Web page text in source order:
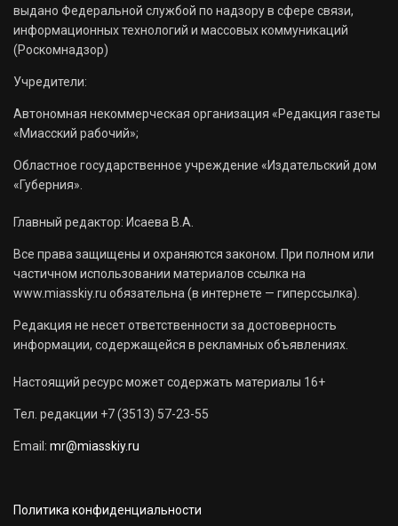
выдано Федеральной службой по надзору в сфере связи,
информационных технологий и массовых коммуникаций
(Роскомнадзор)
Учредители:
Автономная некоммерческая организация «Редакция газеты
«Миасский рабочий»;
Областное государственное учреждение «Издательский дом
«Губерния».
Главный редактор: Исаева В.А.
Все права защищены и охраняются законом. При полном или
частичном использовании материалов ссылка на
www.miasskiy.ru обязательна (в интернете — гиперссылка).
Редакция не несет ответственности за достоверность
информации, содержащейся в рекламных объявлениях.
Настоящий ресурс может содержать материалы 16+
Тел. редакции +7 (3513) 57-23-55
Email: mr@miasskiy.ru
Политика конфиденциальности